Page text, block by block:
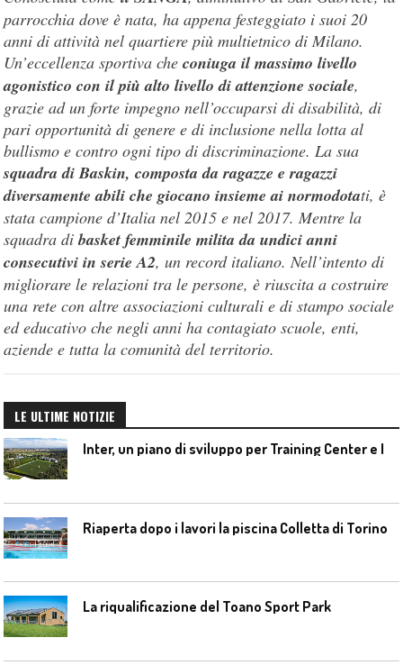
parrocchia dove è nata, ha appena festeggiato i suoi 20
anni di attività nel quartiere più multietnico di Milano.
Un’eccellenza sportiva checoniuga il massimo livello
agonistico con il più alto livello di attenzione sociale,
grazie ad un forte impegno nell’occuparsi di disabilità, di
pari opportunità di genere e di inclusione nella lotta al
bullismo e contro ogni tipo di discriminazione. La sua
squadra di Baskin, composta da ragazze e ragazzi
diversamente abili che giocano insieme ai normodotati, è
stata campione d’Italia nel 2015 e nel 2017. Mentre la
squadra dibasket femminile milita da undici anni
consecutivi in serie A2, un record italiano. Nell’intento di
migliorare le relazioni tra le persone, è riuscita a costruire
una rete con altre associazioni culturali e di stampo sociale
ed educativo che negli anni ha contagiato scuole, enti,
aziende e tutta la comunità del territorio.
LE ULTIME NOTIZIE
Riaperta dopo i lavori la piscina Colletta di Torino
La riqualificazione del Toano Sport Park